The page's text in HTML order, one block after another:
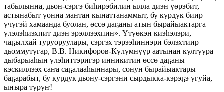
табылынна, дьон-сэргэ биһирэбилин ылла диэн үөрэбит,
астынабыт уонна мантан кынаттанаммыт, бу курдук биир
үчүгэй хамаанда буолан, өссө даҕаны атын бырайыактарга
үлэлэһиэхпит диэн эрэллээхпин». Үтүөкэн киэһэлэри,
чаҕылхай туруоруулары, сэргэх тэрээһиннэри бэлэхтиир
дьоммутугар, В.В. Никифоров-Күлүмнүүр аатынан култуура
дыбарыаһын үлэһиттэригэр инникитин өссө даҕаны
кэскиллээх саҥа саҕалааһыннары, сонун бырайыактары
баҕарабыт, бу курдук дьону-сэргэни сырдыкка-кэрэҕэ угуйа,
ыҥыра туруҥ!